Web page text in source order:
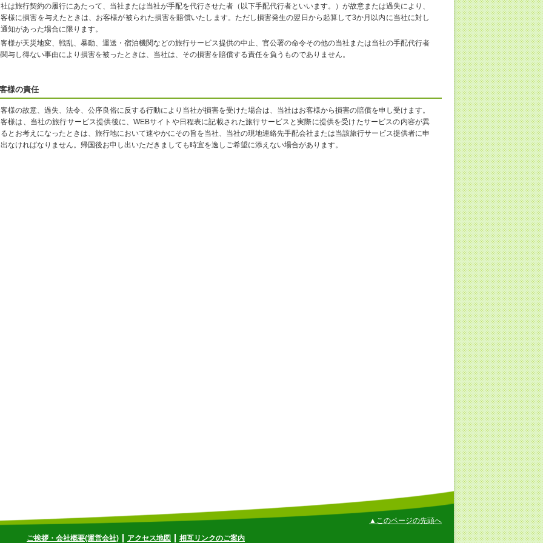
は旅行契約の履行にあたって、当社または当社が手配を代行させた者（以下手配代行者といいます。）が故意または過失により、
様に損害を与えたときは、お客様が被られた損害を賠償いたします。ただし損害発生の翌日から起算して3か月以内に当社に対し
知があった場合に限ります。
様が天災地変、戦乱、暴動、運送・宿泊機関などの旅行サービス提供の中止、官公署の命令その他の当社または当社の手配代行者
与し得ない事由により損害を被ったときは、当社は、その損害を賠償する責任を負うものでありません。
様の責任
様の故意、過失、法令、公序良俗に反する行動により当社が損害を受けた場合は、当社はお客様から損害の賠償を申し受けます。
様は、当社の旅行サービス提供後に、WEBサイトや日程表に記載された旅行サービスと実際に提供を受けたサービスの内容が異
とお考えになったときは、旅行地において速やかにその旨を当社、当社の現地連絡先手配会社または当該旅行サービス提供者に申
なければなりません。帰国後お申し出いただきましても時宜を逸しご希望に添えない場合があります。
▲このページの先頭へ
ご挨拶・会社概要(運営会社) アクセス地図 相互リンクのご案内